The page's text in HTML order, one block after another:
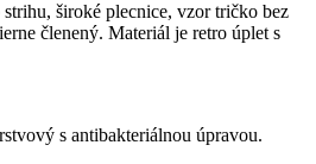
široké plecnice, vzor tričko bez
členený. Materiál je retro úplet s
s antibakteriálnou úpravou.